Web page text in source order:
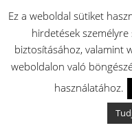
Gorenje
tűzhely
Gorenje
tűzhely
Ez a weboldal sütiket
hirdetések
biztosításához, valamint
weboldalon való
használatához.